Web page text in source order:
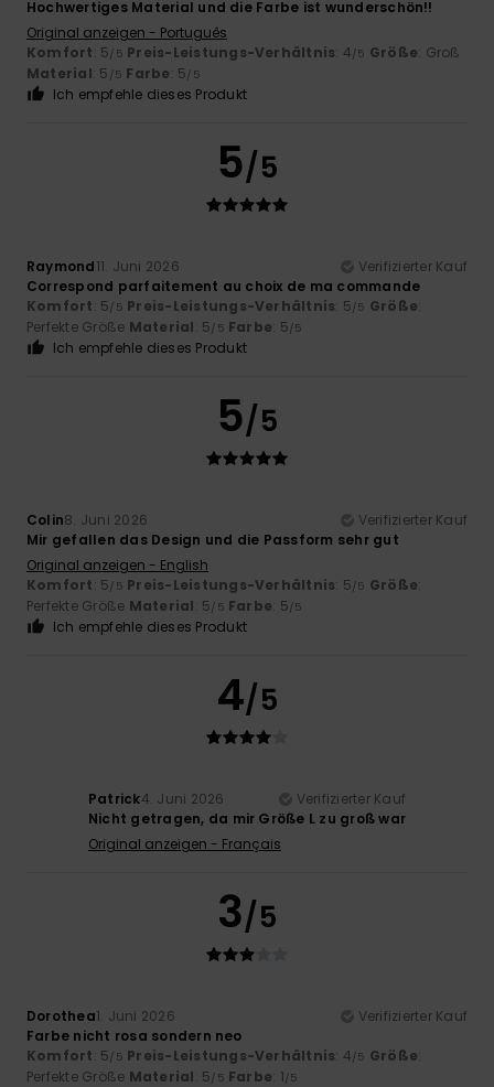
Hochwertiges Material und die Farbe ist wunderschön!!
Original anzeigen - Português
Komfort: 5/5 Preis-Leistungs-Verhältnis: 4/5 Größe: Groß
Material: 5 /5 Farbe: 5/5
Ich empfehle dieses Produkt
5/5
Raymond11. Juni 2026
Verifizierter Kauf
Correspond parfaitement au choix de ma commande
Komfort: 5/5 Preis-Leistungs-Verhältnis: 5/5 Größe:
Perfekte Größe Material: 5/5 Farbe: 5/5
Ich empfehle dieses Produkt
5/5
Colin8. Juni 2026
Verifizierter Kauf
Mir gefallen das Design und die Passform sehr gut
Original anzeigen - English
Komfort: 5/5 Preis-Leistungs-Verhältnis: 5/5 Größe:
Perfekte Größe Material: 5/5 Farbe: 5/5
Ich empfehle dieses Produkt
4/5
Patrick4. Juni 2026
Verifizierter Kauf
Nicht getragen, da mir Größe L zu groß war
Original anzeigen - Français
3/5
Dorothea1. Juni 2026
Verifizierter Kauf
Farbe nicht rosa sondern neo
Komfort: 5/5 Preis-Leistungs-Verhältnis: 4/5 Größe:
Perfekte Größe Material: 5/5 Farbe: 1/5